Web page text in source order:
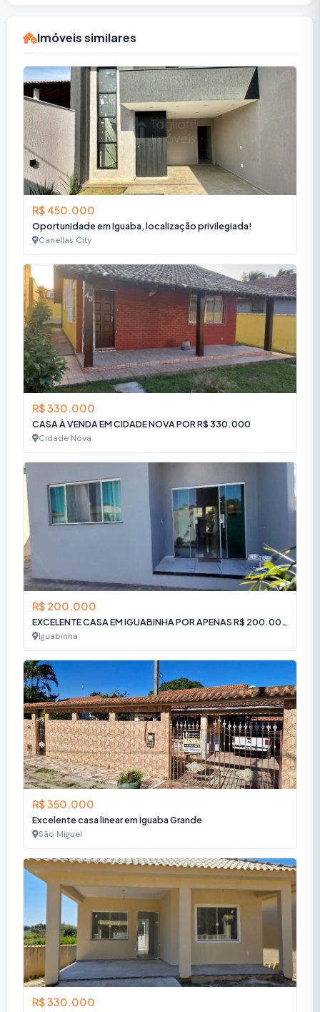
Imóveis similares
R$ 450.000
Oportunidade em Iguaba, localização privilegiada!
Canellas City
R$ 330.000
CASA À VENDA EM CIDADE NOVA POR R$ 330.000
Cidade Nova
R$ 200.000
EXCELENTE CASA EM IGUABINHA POR APENAS R$ 200.000!
Iguabinha
R$ 350.000
Excelente casa linear em Iguaba Grande
São Miguel
R$ 330.000